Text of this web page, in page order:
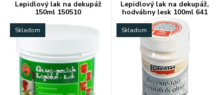
Lepidlový lak na dekupáž
150ml 150510
Skladom
Lepidlový lak na dekupáž,
hodvábny lesk 100ml 641
Skladom